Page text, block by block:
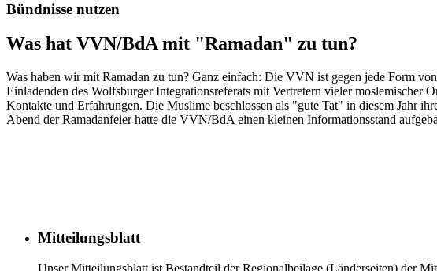
Bündnisse nutzen
Was hat VVN/BdA mit "Ramadan" zu tun?
Was haben wir mit Ramadan zu tun? Ganz einfach: Die VVN ist gegen jede Form
Einladenden des Wolfsburger Integrationsreferats mit Vertretern vieler moslemischer
Kontakte und Erfahrungen. Die Muslime beschlossen als "gute Tat" in diesem Jahr
Abend der Ramadanfeier hatte die VVN/BdA einen kleinen Informationsstand
Mitteilungsblatt
Unser Mitteilungsblatt ist Bestandteil der Regionalbeilage (Länderseiten) der